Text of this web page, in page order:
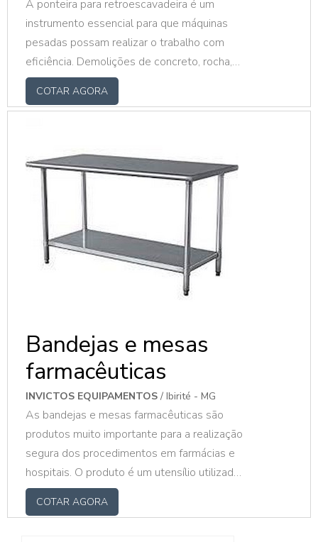
A ponteira para retroescavadeira é um
instrumento essencial para que máquinas
pesadas possam realizar o trabalho com
eficiência. Demolições de concreto, rocha,
asfalto, alvenarias e edificações são
algumas das funções que uma máquina
APRESENTA DIVERSOS MODELOSCom o
tempo, os rompedores hidráulicos passaram
cada vez mais a substituir as dinamites em
demolições urba...
COTAR AGORA
Bandejas e mesas
farmacêuticas
INVICTOS EQUIPAMENTOS / Ibirité - MG
As bandejas e mesas farmacêuticas são
produtos muito importante para a realização
segura dos procedimentos em farmácias e
hospitais. O produto é um utensílio utilizado
para realizar os procedimentos e também
para guardar ou servir de apoio aos
COTAR AGORA